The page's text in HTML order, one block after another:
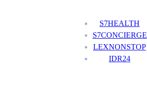
S7HEALTH
S7CONCIERGE
LEXNONSTOP
IDR24